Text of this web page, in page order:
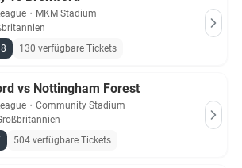
・ MKM Stadium
130 verfügbare Tickets
vs Nottingham Forest
・ Community Stadium
504 verfügbare Tickets